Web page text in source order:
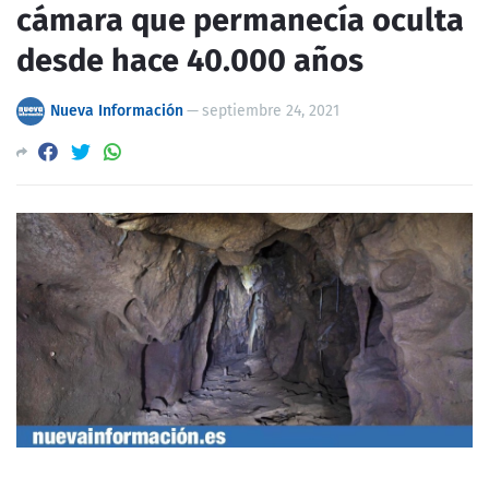
cámara que permanecía oculta
desde hace 40.000 años
Nueva Información— septiembre 24, 2021